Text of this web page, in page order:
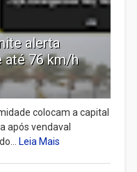
alerta
até 76 km/h
colocam a capital
após vendaval
Leia Mais